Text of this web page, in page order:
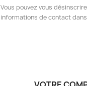
Vous pouvez vous
informations de contact